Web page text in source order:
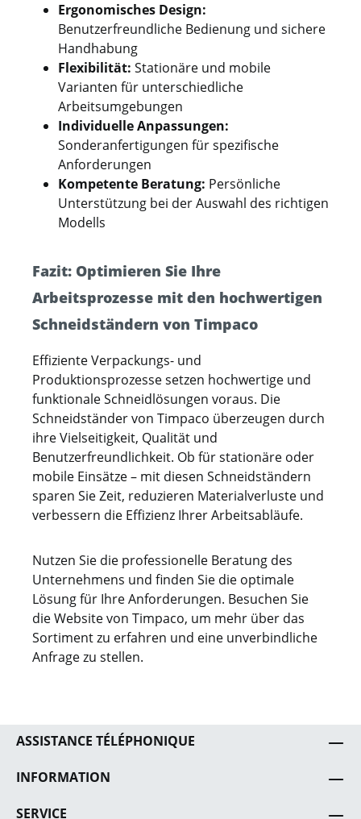
Ergonomisches Design:
Benutzerfreundliche Bedienung und sichere
Handhabung
Flexibilität: Stationäre und mobile
Varianten für unterschiedliche
Arbeitsumgebungen
Individuelle Anpassungen:
Sonderanfertigungen für spezifische
Anforderungen
Kompetente Beratung: Persönliche
Unterstützung bei der Auswahl des richtigen
Modells
Fazit: Optimieren Sie Ihre
Arbeitsprozesse mit den hochwertigen
Schneidständern von Timpaco
Effiziente Verpackungs- und
Produktionsprozesse setzen hochwertige und
funktionale Schneidlösungen voraus. Die
Schneidständer von Timpaco überzeugen durch
ihre Vielseitigkeit, Qualität und
Benutzerfreundlichkeit. Ob für stationäre oder
mobile Einsätze – mit diesen Schneidständern
sparen Sie Zeit, reduzieren Materialverluste und
verbessern die Effizienz Ihrer Arbeitsabläufe.
Nutzen Sie die professionelle Beratung des
Unternehmens und finden Sie die optimale
Lösung für Ihre Anforderungen. Besuchen Sie
die Website von Timpaco, um mehr über das
Sortiment zu erfahren und eine unverbindliche
Anfrage zu stellen.
ASSISTANCE TÉLÉPHONIQUE
INFORMATION
SERVICE